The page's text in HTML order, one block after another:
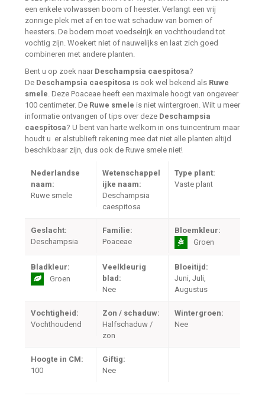
een enkele volwassen boom of heester. Verlangt een vrij
zonnige plek met af en toe wat schaduw van bomen of
heesters. De bodem moet voedselrijk en vochthoudend tot
vochtig zijn. Woekert niet of nauwelijks en laat zich goed
combineren met andere planten.
Bent u op zoek naar Deschampsia caespitosa?
De Deschampsia caespitosa is ook wel bekend als Ruwe
smele . Deze Poaceae heeft een maximale hoogt van ongeveer
100 centimeter. De Ruwe smele is niet wintergroen. Wilt u meer
informatie ontvangen of tips over deze Deschampsia
caespitosa? U bent van harte welkom in ons tuincentrum maar
houdt u er alstublieft rekening mee dat niet alle planten altijd
beschikbaar zijn, dus ook de Ruwe smele niet!
Nederlandse
naam:
Ruwe smele
Wetenschappel
ijke naam:
Deschampsia
caespitosa
Type plant:
Vaste plant
Geslacht:
Deschampsia
Familie:
Poaceae
Bloemkleur:
Groen
Bladkleur:
Groen
Veelkleurig
blad:
Nee
Bloeitijd:
Juni, Juli,
Augustus
Vochtigheid:
Vochthoudend
Zon / schaduw:
Halfschaduw /
zon
Wintergroen:
Nee
Hoogte in CM:
100
Giftig:
Nee